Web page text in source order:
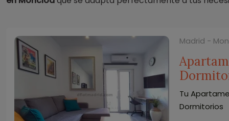
Madrid -
Tu
Dormitorios